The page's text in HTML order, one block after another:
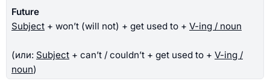
Future
Subject + won’t (will not) + get used to + V-ing / noun
(или: Subject + can’t / couldn’t + get used to + V-ing /
noun)